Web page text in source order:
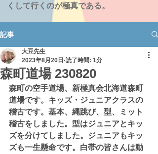
くして行くのが極真である。
記事
森町道場 230820
大豆先生
2023年8月20日 読了時間: 1分
森町の空手道場、新極真会北海道森町
道場です。キッズ・ジュニアクラスの
稽古です。基本、縄跳び、型、ミット
稽古をしました。型はジュニアとキッ
ズを分けてしました。ジュニアもキッ
ズも一生懸命です。白帯の皆さんは動